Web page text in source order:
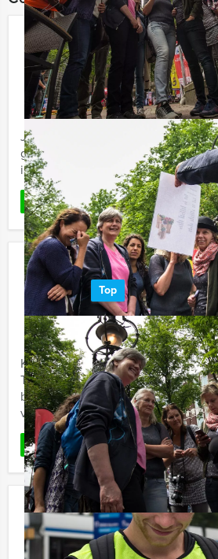
Hunted Tablet
Vanaf € 27,50 p.p.
Vanaf 12 personen ‐ 2
Je bent ontsnapt uit de
grote slag slaan in het centrum van
is echter gemakkelijker gezegd dan
LEES MEER
Crazy 88! Nijmegen
Top
Vanaf€ 22,50 p.p.
Vanaf 12 personen ‐ 2
Kent u het tv-programma 'Crazy 88'
Tour Guides in Nijmegen doen we
bovenop! Doe tien doldwaze
van de stad en ...
LEES MEER
Ranking the Stars
Vanaf€ 27,50 p.p.